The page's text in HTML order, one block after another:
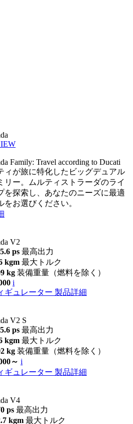
Family: Travel according to Ducati
ィが旅に特化したビッグデュアル
リー。ムルティストラーダのライ
を探索し、あなたのニーズに最適
をお選びください。
V2
ps 最高出力
kgm 最大トルク
kg 装備重量（燃料を除く）
i
ギュレーター 製品詳細
V2 S
ps 最高出力
kgm 最大トルク
kg 装備重量（燃料を除く）
～ i
ギュレーター 製品詳細
V4
ps 最高出力
kgm 最大トルク